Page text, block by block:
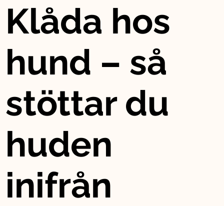
Klåda hos
hund – så
stöttar du
huden
inifrån